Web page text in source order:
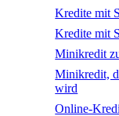
Kredite mit
Kredite mit
Minikredit
Minikredit,
wird
Online-